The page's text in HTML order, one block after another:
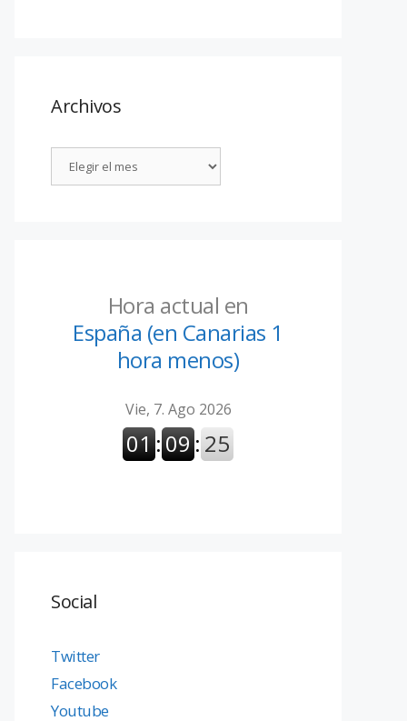
Archivos
Hora actual en
España (en Canarias 1
hora menos)
Social
Twitter
Facebook
Youtube